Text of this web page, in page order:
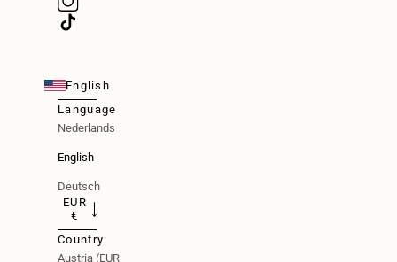
English
Language
Nederlands
English
Deutsch
EUR
€
Country
Austria (EUR